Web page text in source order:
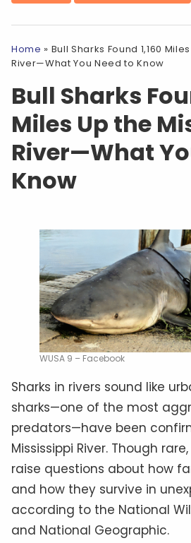
Home » Bull Sharks Found 1,160
River—What You Need to Know
Bull Sharks
Miles Up the
River—What
Know
WUSA 9 – Facebook
Sharks in rivers sound like
sharks—one of the most
predators—have been
Mississippi River. Though
raise questions about how
and how they survive in
according to the National
and National Geographic.